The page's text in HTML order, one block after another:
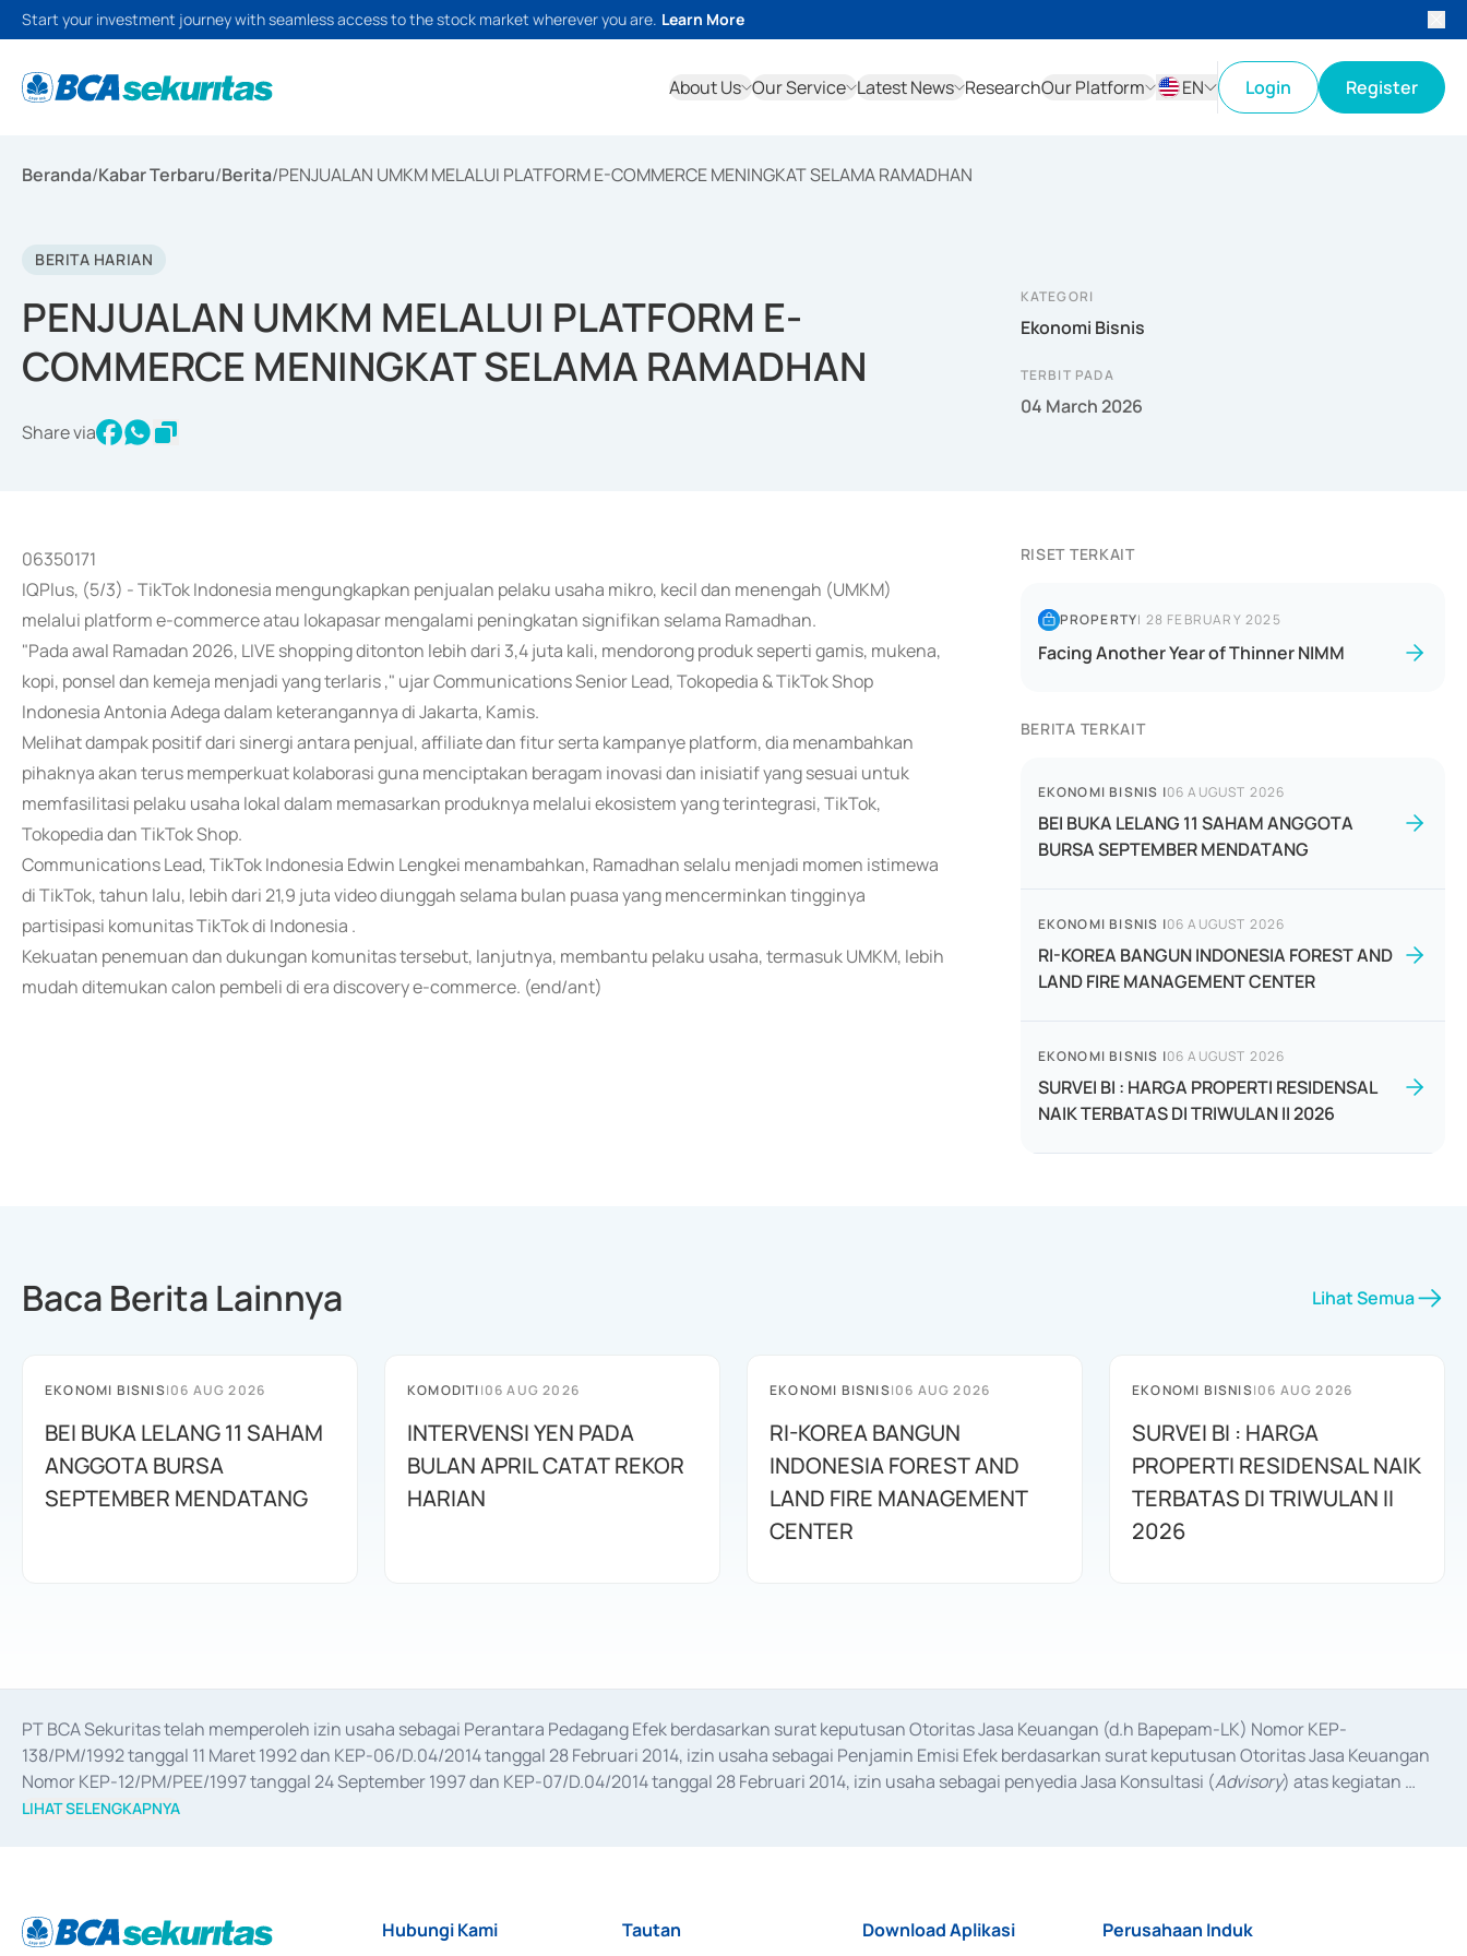
Start your investment journey with seamless access to the stock market wherever you are. Learn More
About Us Our Service Latest News ResearchOur Platform
EN
Login Register
Beranda/Kabar Terbaru/Berita/PENJUALAN UMKM MELALUI PLATFORM E-COMMERCE MENINGKAT SELAMA RAMADHAN
BERITA HARIAN
PENJUALAN UMKM MELALUI PLATFORM E-
COMMERCE MENINGKAT SELAMA RAMADHAN
Share via
KATEGORI
Ekonomi Bisnis
TERBIT PADA
04 March 2026
06350171
IQPlus, (5/3) - TikTok Indonesia mengungkapkan penjualan pelaku usaha mikro, kecil dan menengah (UMKM)
melalui platform e-commerce atau lokapasar mengalami peningkatan signifikan selama Ramadhan.
"Pada awal Ramadan 2026, LIVE shopping ditonton lebih dari 3,4 juta kali, mendorong produk seperti gamis, mukena,
kopi, ponsel dan kemeja menjadi yang terlaris ," ujar Communications Senior Lead, Tokopedia & TikTok Shop
Indonesia Antonia Adega dalam keterangannya di Jakarta, Kamis.
Melihat dampak positif dari sinergi antara penjual, affiliate dan fitur serta kampanye platform, dia menambahkan
pihaknya akan terus memperkuat kolaborasi guna menciptakan beragam inovasi dan inisiatif yang sesuai untuk
memfasilitasi pelaku usaha lokal dalam memasarkan produknya melalui ekosistem yang terintegrasi, TikTok,
Tokopedia dan TikTok Shop.
Communications Lead, TikTok Indonesia Edwin Lengkei menambahkan, Ramadhan selalu menjadi momen istimewa
di TikTok, tahun lalu, lebih dari 21,9 juta video diunggah selama bulan puasa yang mencerminkan tingginya
partisipasi komunitas TikTok di Indonesia .
Kekuatan penemuan dan dukungan komunitas tersebut, lanjutnya, membantu pelaku usaha, termasuk UMKM, lebih
mudah ditemukan calon pembeli di era discovery e-commerce. (end/ant)
RISET TERKAIT
PROPERTY| 28 FEBRUARY 2025
Facing Another Year of Thinner NIMM
BERITA TERKAIT
EKONOMI BISNIS |06 AUGUST 2026
BEI BUKA LELANG 11 SAHAM ANGGOTA
BURSA SEPTEMBER MENDATANG
EKONOMI BISNIS |06 AUGUST 2026
RI-KOREA BANGUN INDONESIA FOREST AND
LAND FIRE MANAGEMENT CENTER
EKONOMI BISNIS |06 AUGUST 2026
SURVEI BI : HARGA PROPERTI RESIDENSAL
NAIK TERBATAS DI TRIWULAN II 2026
Baca Berita Lainnya Lihat Semua
EKONOMI BISNIS|06 AUG 2026
BEI BUKA LELANG 11 SAHAM
ANGGOTA BURSA
SEPTEMBER MENDATANG
KOMODITI|06 AUG 2026
INTERVENSI YEN PADA
BULAN APRIL CATAT REKOR
HARIAN
EKONOMI BISNIS|06 AUG 2026
RI-KOREA BANGUN
INDONESIA FOREST AND
LAND FIRE MANAGEMENT
CENTER
EKONOMI BISNIS|06 AUG 2026
SURVEI BI : HARGA
PROPERTI RESIDENSAL NAIK
TERBATAS DI TRIWULAN II
2026
PT BCA Sekuritas telah memperoleh izin usaha sebagai Perantara Pedagang Efek berdasarkan surat keputusan Otoritas Jasa Keuangan (d.h Bapepam-LK) Nomor KEP-
138/PM/1992 tanggal 11 Maret 1992 dan KEP-06/D.04/2014 tanggal 28 Februari 2014, izin usaha sebagai Penjamin Emisi Efek berdasarkan surat keputusan Otoritas Jasa Keuangan
Nomor KEP-12/PM/PEE/1997 tanggal 24 September 1997 dan KEP-07/D.04/2014 tanggal 28 Februari 2014, izin usaha sebagai penyedia Jasa Konsultasi (Advisory) atas kegiatan
merger, akuisisi, divestasi, dan
LIHAT SELENGKAPNYA
Hubungi Kami Tautan Download Aplikasi Perusahaan Induk